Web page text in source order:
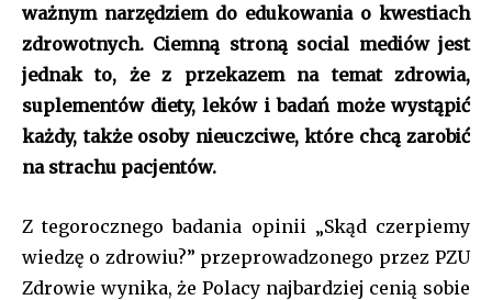
ważnym narzędziem do edukowania o kwestiach
zdrowotnych. Ciemną stroną social mediów jest
jednak to, że z przekazem na temat zdrowia,
suplementów diety, leków i badań może wystąpić
każdy, także osoby nieuczciwe, które chcą zarobić
na strachu pacjentów.
Z tegorocznego badania opinii „Skąd czerpiemy
wiedzę o zdrowiu?” przeprowadzonego przez PZU
Zdrowie wynika, że Polacy najbardziej cenią sobie